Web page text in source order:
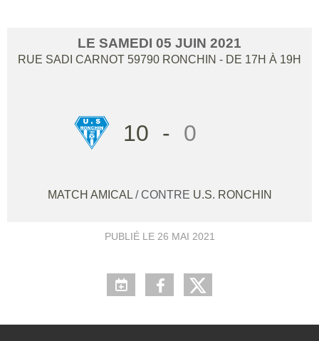
LE SAMEDI 05 JUIN 2021
RUE SADI CARNOT 59790 RONCHIN - DE 17H À 19H
10 - 0
MATCH AMICAL / CONTRE U.S. RONCHIN
PUBLIÉ LE 26 MAI 2021